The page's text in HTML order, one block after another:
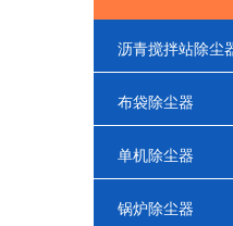
沥青搅拌站除尘
布袋除尘器
单机除尘器
锅炉除尘器